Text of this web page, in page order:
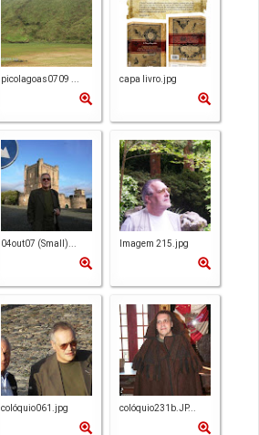
picolagoas0709 ... capa livro.jpg
04out07 (Small)... Imagem 215.jpg
colóquio061.jpg colóquio231b.JP...